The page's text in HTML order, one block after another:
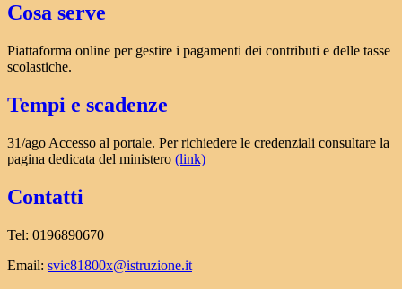
Cosa serve
Piattaforma online per gestire i pagamenti dei contributi e delle tasse
scolastiche.
Tempi e scadenze
31/ago Accesso al portale. Per richiedere le credenziali consultare la
pagina dedicata del ministero (link)
Contatti
Tel: 0196890670
Email: svic81800x@istruzione.it